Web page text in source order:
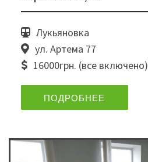
Лукьяновка
ул. Артема 77
16000грн. (все включено)
ПОДРОБНЕЕ